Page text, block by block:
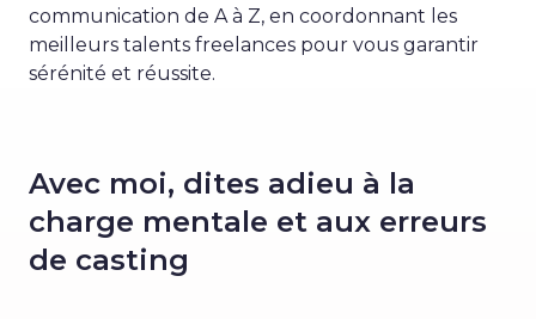
communication de A à Z, en coordonnant les
meilleurs talents freelances pour vous garantir
sérénité et réussite.
Avec moi, dites adieu à la
charge mentale et aux erreurs
de casting